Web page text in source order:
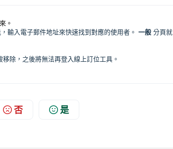
。
輸入電子郵件地址來快速找到對應的使用者。 一般 分頁就
移除，之後將無法再登入線上訂位工具。
否 是